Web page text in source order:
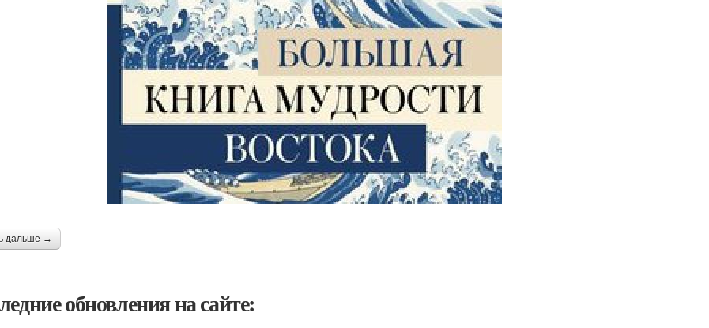
дальше →
обновления на сайте: